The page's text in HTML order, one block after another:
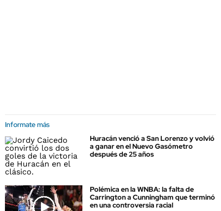
Informate más
Huracán venció a San Lorenzo y volvió
a ganar en el Nuevo Gasómetro
después de 25 años
Polémica en la WNBA: la falta de
Carrington a Cunningham que terminó
en una controversia racial